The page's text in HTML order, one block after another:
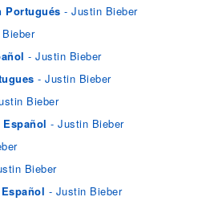
Portugués - Justin Bieber
- Justin Bieber
- Justin Bieber
Bieber
- Justin Bieber
Bieber
- Justin Bieber